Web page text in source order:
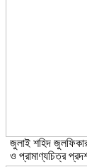
​জুলাই শহিদ জুলফিকার
ও প্রামাণ্যচিত্র